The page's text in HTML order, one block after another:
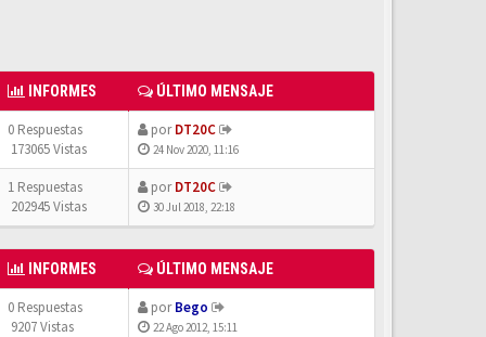
INFORMES ÚLTIMO MENSAJE
0 Respuestas
173065 Vistas
porDT20C
24 Nov 2020, 11:16
1 Respuestas
202945 Vistas
porDT20C
30 Jul 2018, 22:18
INFORMES ÚLTIMO MENSAJE
0 Respuestas
9207 Vistas
porBego
22 Ago 2012, 15:11